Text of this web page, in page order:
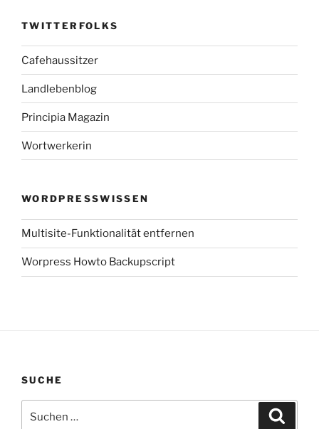
TWITTERFOLKS
Cafehaussitzer
Landlebenblog
Principia Magazin
Wortwerkerin
WORDPRESSWISSEN
Multisite-Funktionalität entfernen
Worpress Howto Backupscript
SUCHE
nach: